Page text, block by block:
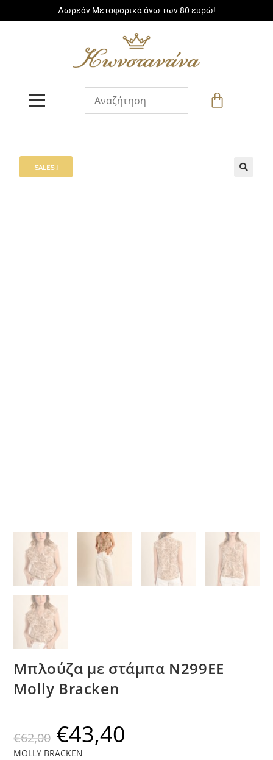
Δωρεάν Μεταφορικά άνω των 80 ευρώ!
SALES !
Μπλούζα με στάμπα N299EE
Molly Bracken
€62,00 €43,40
MOLLY BRACKEN